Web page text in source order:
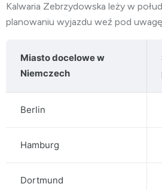
Kalwaria Zebrzydowska leży w
planowaniu wyjazdu weź pod
Miasto docelowe w
Niemczech
Berlin
Hamburg
Dortmund